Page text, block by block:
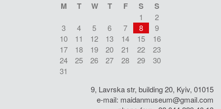
M T W T F S S
1
2
3
4 5 6 7 8
9
10
11 12 13 14 15
16
17
18 19 20 21 22
23
24
25 26 27 28 29
30
31
9, Lavrska str, building 20, Kyiv, 01015
e-mail: maidanmuseum@gmail.com